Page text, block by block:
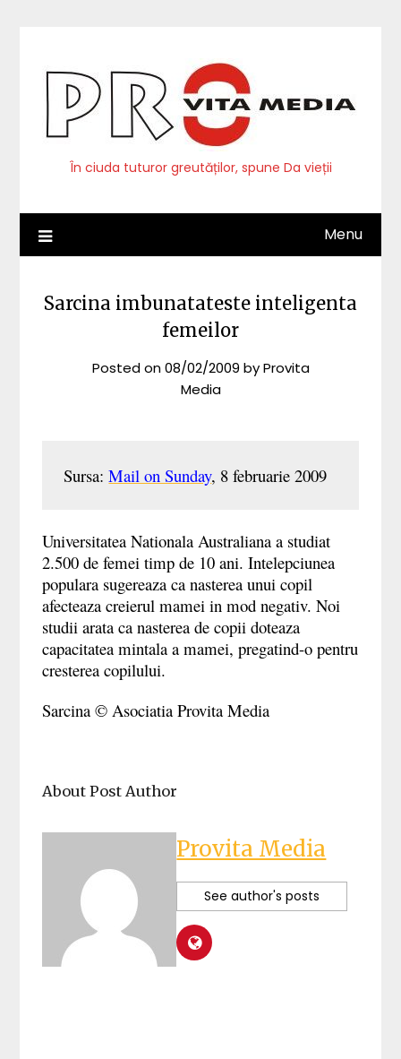
În ciuda tuturor greutăților, spune Da vieții
Menu
Sarcina imbunatateste inteligenta
femeilor
Posted on08/02/2009 byProvita
Media
Sursa: Mail on Sunday, 8 februarie 2009
Universitatea Nationala Australiana a studiat
2.500 de femei timp de 10 ani. Intelepciunea
populara sugereaza ca nasterea unui copil
afecteaza creierul mamei in mod negativ. Noi
studii arata ca nasterea de copii doteaza
capacitatea mintala a mamei, pregatind-o pentru
cresterea copilului.
Sarcina © Asociatia Provita Media
About Post Author
Provita Media
See author's posts